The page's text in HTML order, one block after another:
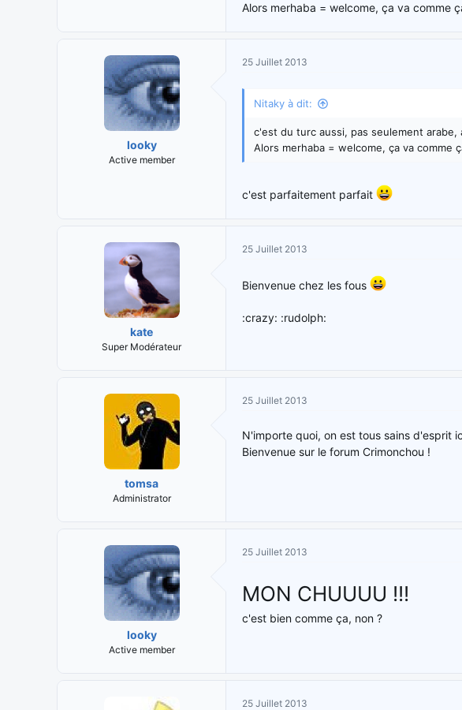
Alors merhaba = welcome, ça va comme
looky
Active member
25 Juillet 2013
Nitaky à dit:
c'est du turc aussi, pas seulement
Alors merhaba = welcome, ça va comme
c'est parfaitement parfait
kate
Super Modérateur
25 Juillet 2013
Bienvenue chez les fous
:crazy: :rudolph:
tomsa
Administrator
25 Juillet 2013
N'importe quoi, on est tous sains d'esprit
Bienvenue sur le forum Crimonchou !
looky
Active member
25 Juillet 2013
MON CHUUUU !!!
c'est bien comme ça, non ?
25 Juillet 2013